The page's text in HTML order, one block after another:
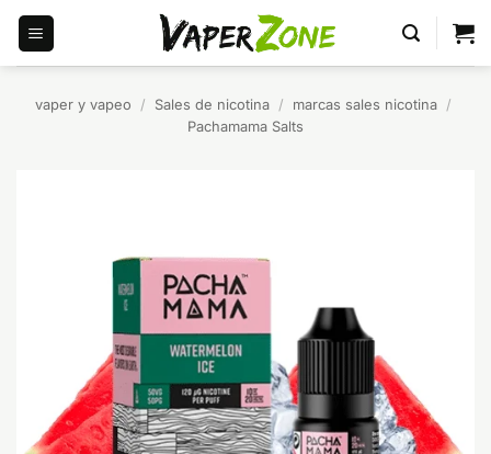
Saltar
contenido
vaper y vapeo / Sales de nicotina / marcas sales nicotina /
Pachamama Salts